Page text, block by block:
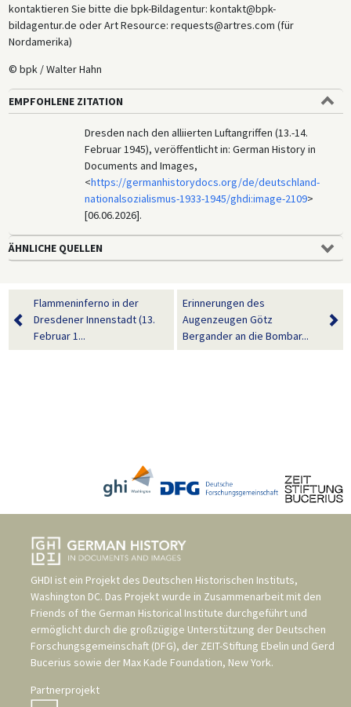
kontaktieren Sie bitte die bpk-Bildagentur: kontakt@bpk-
bildagentur.de oder Art Resource: requests@artres.com (für
Nordamerika)
© bpk / Walter Hahn
EMPFOHLENE ZITATION
Dresden nach den alliierten Luftangriffen (13.-14.
Februar 1945), veröffentlicht in: German History in
Documents and Images,
<https://germanhistorydocs.org/de/deutschland-
nationalsozialismus-1933-1945/ghdi:image-2109>
[06.06.2026].
ÄHNLICHE QUELLEN
Flammeninferno in der
Dresdener Innenstadt (13.
Februar 1...
Erinnerungen des
Augenzeugen Götz
Bergander an die Bombar...
GHDI ist ein Projekt des Deutschen Historischen Instituts,
Washington DC. Das Projekt wurde in Zusammenarbeit mit den
Friends of the German Historical Institute durchgeführt und
ermöglicht durch die großzügige Unterstützung der Deutschen
Forschungsgemeinschaft (DFG), der ZEIT-Stiftung Ebelin und Gerd
Bucerius sowie der Max Kade Foundation, New York.
Partnerprojekt